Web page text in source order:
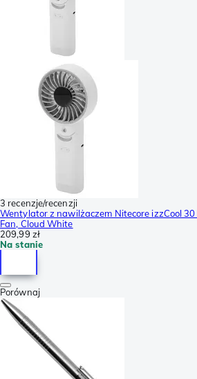
3 recenzje/recenzji
Wentylator z nawilżaczem Nitecore izzCool
Fan, Cloud White
209,99 zł
Na stanie
Porównaj